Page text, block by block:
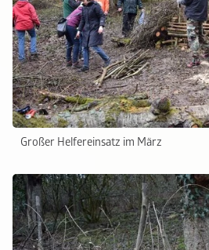
Großer Helfereinsatz im März